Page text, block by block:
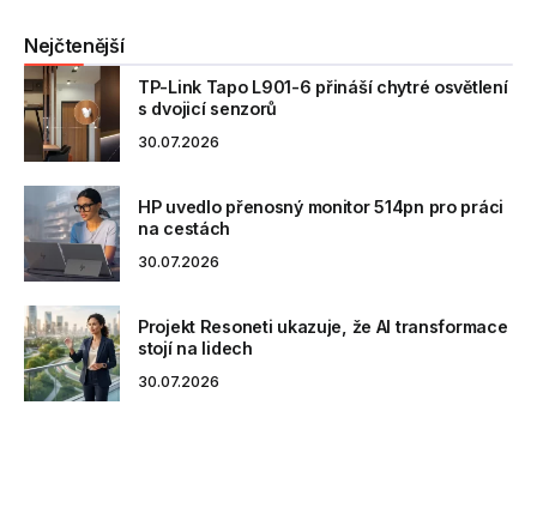
Nejčtenější
TP-Link Tapo L901-6 přináší chytré osvětlení
s dvojicí senzorů
30.07.2026
HP uvedlo přenosný monitor 514pn pro práci
na cestách
30.07.2026
Projekt Resoneti ukazuje, že AI transformace
stojí na lidech
30.07.2026